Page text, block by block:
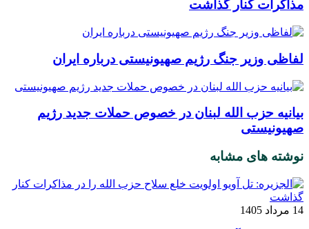
مذاکرات کنار گذاشت
لفاظی وزیر جنگ رژیم صهیونیستی درباره ایران
بیانیه حزب الله لبنان در خصوص حملات جدید رژیم
صهیونیستی
نوشته های مشابه
14 مرداد 1405